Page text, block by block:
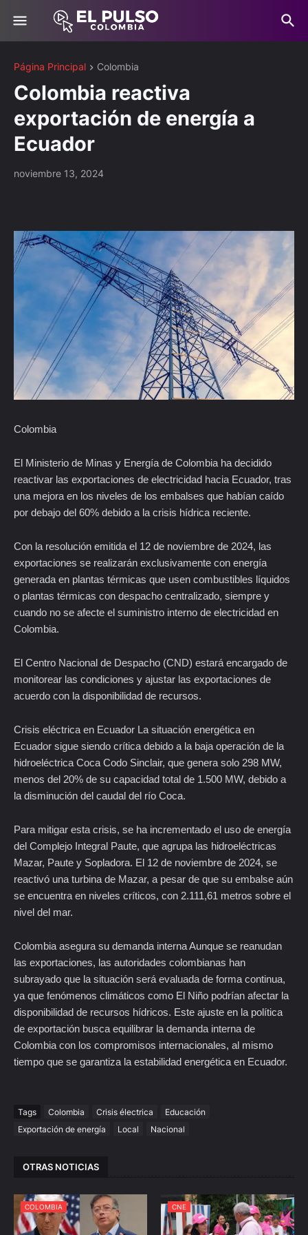
Página Principal Colombia
Colombia reactiva
exportación de energía a
Ecuador
noviembre 13, 2024
Colombia
El Ministerio de Minas y Energía de Colombia ha decidido
reactivar las exportaciones de electricidad hacia Ecuador, tras
una mejora en los niveles de los embalses que habían caído
por debajo del 60% debido a la crisis hídrica reciente.
Con la resolución emitida el 12 de noviembre de 2024, las
exportaciones se realizarán exclusivamente con energía
generada en plantas térmicas que usen combustibles líquidos
o plantas térmicas con despacho centralizado, siempre y
cuando no se afecte el suministro interno de electricidad en
Colombia.
El Centro Nacional de Despacho (CND) estará encargado de
monitorear las condiciones y ajustar las exportaciones de
acuerdo con la disponibilidad de recursos.
Crisis eléctrica en Ecuador La situación energética en
Ecuador sigue siendo crítica debido a la baja operación de la
hidroeléctrica Coca Codo Sinclair, que genera solo 298 MW,
menos del 20% de su capacidad total de 1.500 MW, debido a
la disminución del caudal del río Coca.
Para mitigar esta crisis, se ha incrementado el uso de energía
del Complejo Integral Paute, que agrupa las hidroeléctricas
Mazar, Paute y Sopladora. El 12 de noviembre de 2024, se
reactivó una turbina de Mazar, a pesar de que su embalse aún
se encuentra en niveles críticos, con 2.111,61 metros sobre el
nivel del mar.
Colombia asegura su demanda interna Aunque se reanudan
las exportaciones, las autoridades colombianas han
subrayado que la situación será evaluada de forma continua,
ya que fenómenos climáticos como El Niño podrían afectar la
disponibilidad de recursos hídricos. Este ajuste en la política
de exportación busca equilibrar la demanda interna de
Colombia con los compromisos internacionales, al mismo
tiempo que se garantiza la estabilidad energética en Ecuador.
Tags Colombia Crisis électrica
Educación
Exportación de energía
Local Nacional
OTRAS NOTICIAS
COLOMBIA CNE